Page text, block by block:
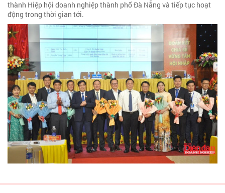
thành Hiệp hội doanh nghiệp thành phố Đà Nẵng và tiếp tục hoạt
động trong thời gian tới.